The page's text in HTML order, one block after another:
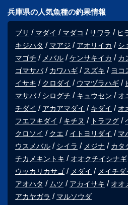
兵庫県の人気魚種の釣果情報
ブリ マダイ マダコ サワラ ヒ
キジハタ
マアジ アオリイカ シ
マゴチ
メバル ケンサキイカ カ
ゴマサバ
カワハギ スズキ ヨコ
イサキ
クロダイ ウマヅラハギ
マサバ
シログチ キュウセン オ
チダイ
アカアマダイ キダイ オ
フエフキダイ
キチヌ トラフグ
クロソイ
クエ イトヨリダイ マ
ウスメバル
シイラ メジナ
カタ
チカメキントキ
オオクチイシナギ
ウッカリカサゴ
メダイ メイチダ
アオハタ
ムツ アカイサキ オオ
アカヤガラ
マルソウダ